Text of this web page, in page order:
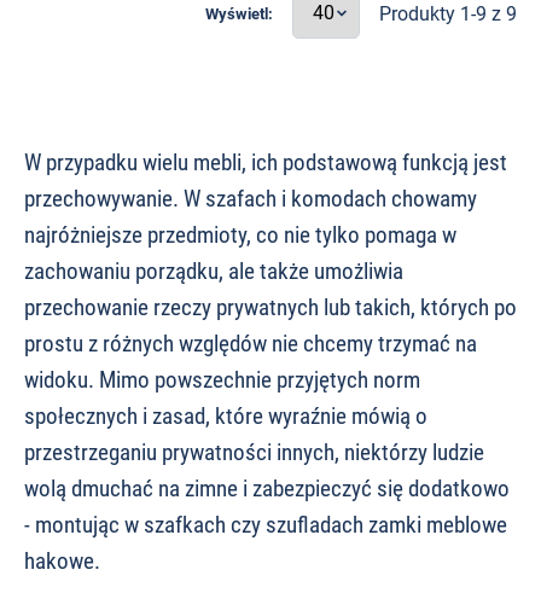
Wyświetl: Produkty 1-9 z 9
W przypadku wielu mebli, ich podstawową funkcją jest
przechowywanie. W szafach i komodach chowamy
najróżniejsze przedmioty, co nie tylko pomaga w
zachowaniu porządku, ale także umożliwia
przechowanie rzeczy prywatnych lub takich, których po
prostu z różnych względów nie chcemy trzymać na
widoku. Mimo powszechnie przyjętych norm
społecznych i zasad, które wyraźnie mówią o
przestrzeganiu prywatności innych, niektórzy ludzie
wolą dmuchać na zimne i zabezpieczyć się dodatkowo
- montując w szafkach czy szufladach zamki meblowe
hakowe.